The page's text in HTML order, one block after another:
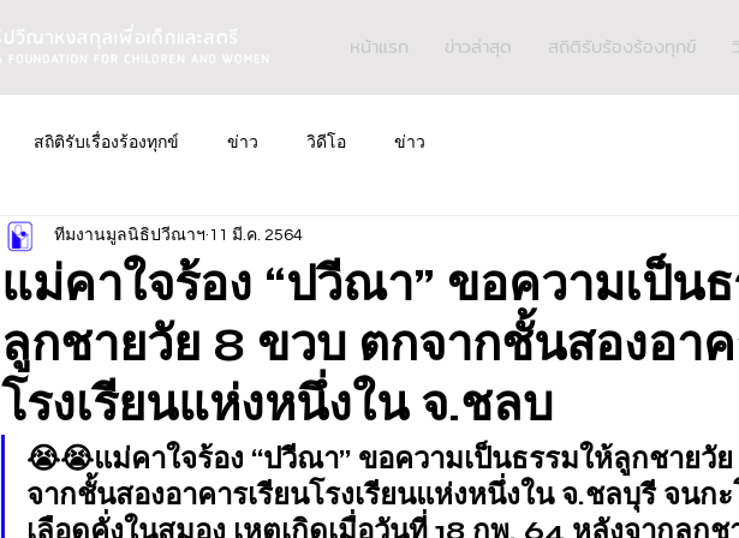
หน้าแรก ข่าวล่าสุด สถิติรับร้องร้องทุกข์
สถิติรับเรื่องร้องทุกข์ ข่าว วิดีโอ ข่าว
แม่คาใจร้อง “ปวีณา” ขอความเป็น
ลูกชายวัย 8 ขวบ ตกจากชั้นสองอาค
โรงเรียนแห่งหนึ่งใน จ.ชลบ
ทีมงานมูลนิธิปวีณาฯ 11 มี.ค. 2564
😭😭แม่คาใจร้อง “ปวีณา” ขอความเป็นธรรมให้ลูกชายวั
จากชั้นสองอาคารเรียนโรงเรียนแห่งหนึ่งใน จ.ชลบุรี จนก